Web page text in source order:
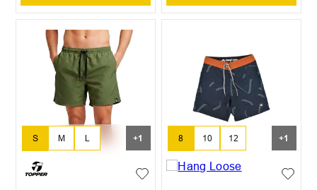
S M L
XL
+1 8 10 12
14
+1